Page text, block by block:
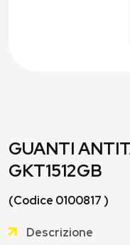
GUANTI
GKT1512GB
(Codice 0100817 )
Descrizione